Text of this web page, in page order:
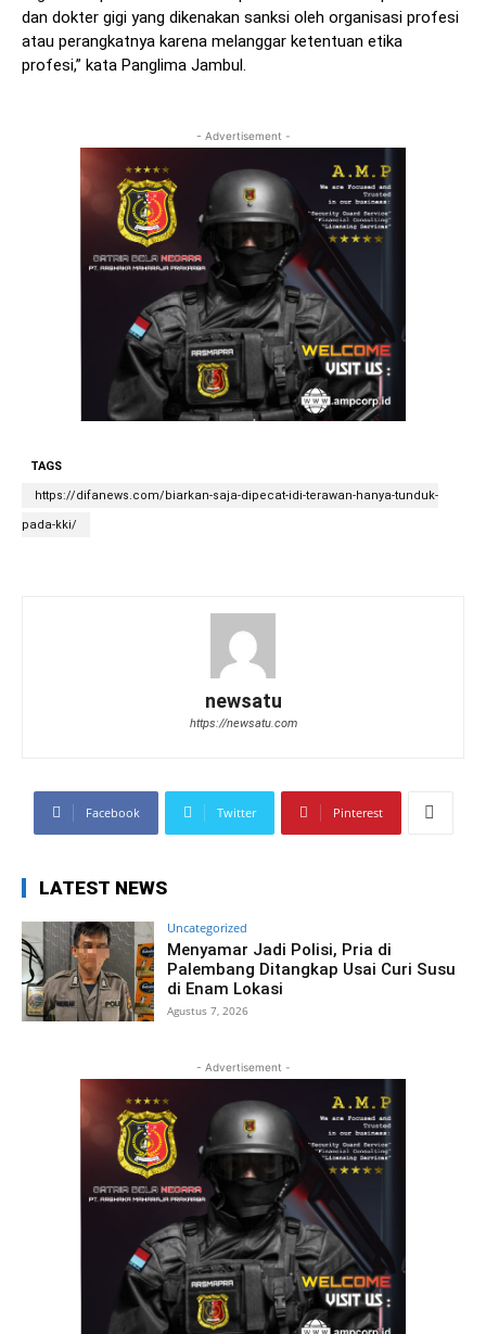
dan dokter gigi yang dikenakan sanksi oleh organisasi profesi
atau perangkatnya karena melanggar ketentuan etika
profesi,” kata Panglima Jambul.
- Advertisement -
TAGS
https://difanews.com/biarkan-saja-dipecat-idi-terawan-hanya-tunduk-
pada-kki/
newsatu
https://newsatu.com
Facebook Twitter Pinterest
LATEST NEWS
Uncategorized
Menyamar Jadi Polisi, Pria di
Palembang Ditangkap Usai Curi Susu
di Enam Lokasi
Agustus 7, 2026
- Advertisement -